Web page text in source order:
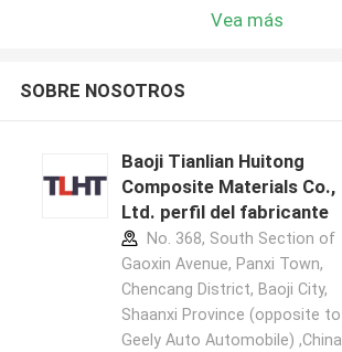
Vea más
SOBRE NOSOTROS
Baoji Tianlian Huitong
Composite Materials Co.,
Ltd. perfil del fabricante
No. 368, South Section of
Gaoxin Avenue, Panxi Town,
Chencang District, Baoji City,
Shaanxi Province (opposite to
Geely Auto Automobile) ,China